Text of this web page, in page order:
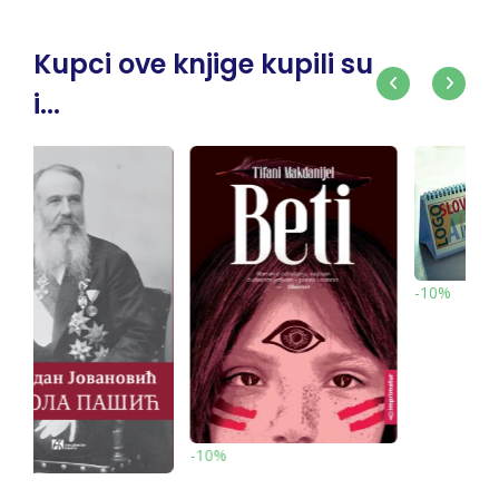
Kupci ove knjige kupili su
i...
-10%